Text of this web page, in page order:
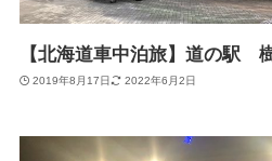
【北海道車中泊旅】道の駅
2019年8月17日 2022年6月2日